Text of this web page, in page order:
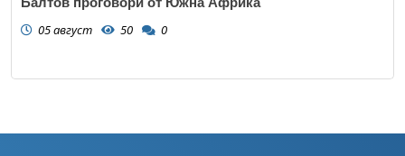
05 август 50 0